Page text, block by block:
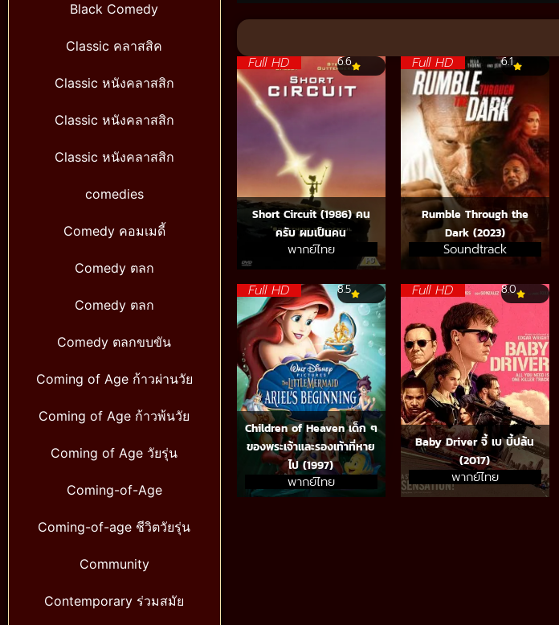
Black Comedy
Classic คลาสสิค
Classic หนังคลาสสิก
Classic หนังคลาสสิก
Classic หนังคลาสสิก
comedies
Comedy คอมเมดี้
Comedy ตลก
Comedy ตลก
Comedy ตลกขบขัน
Coming of Age ก้าวผ่านวัย
Coming of Age ก้าวพ้นวัย
Coming of Age วัยรุ่น
Coming-of-Age
Coming-of-age ชีวิตวัยรุ่น
Community
Contemporary ร่วมสมัย
90%
Full HD 6.6
Short Circuit (1986) คน
ครับ ผมเป็นคน
พากย์ไทย
Full HD 6.1
Rumble Through the
Dark (2023)
Soundtrack
Full HD 8.5
Children of Heaven เด็ก ๆ
ของพระเจ้าและรองเท้าที่หาย
ไป (1997)
พากย์ไทย
Full HD 8.0
Baby Driver จี้ เบ บี้ปล้น
(2017)
พากย์ไทย